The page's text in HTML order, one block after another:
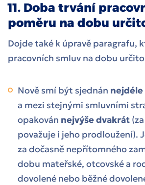
11. Doba trvání
poměru na dobu
Dojde také k úpravě paragrafu,
pracovních smluv na dobu
Nově smí být sjednán nejdéle
a mezi stejnými smluvními
opakován nejvýše dvakrát
považuje i jeho prodloužení).
za dočasně nepřítomného
dobu mateřské, otcovské a
dovolené nebo běžné